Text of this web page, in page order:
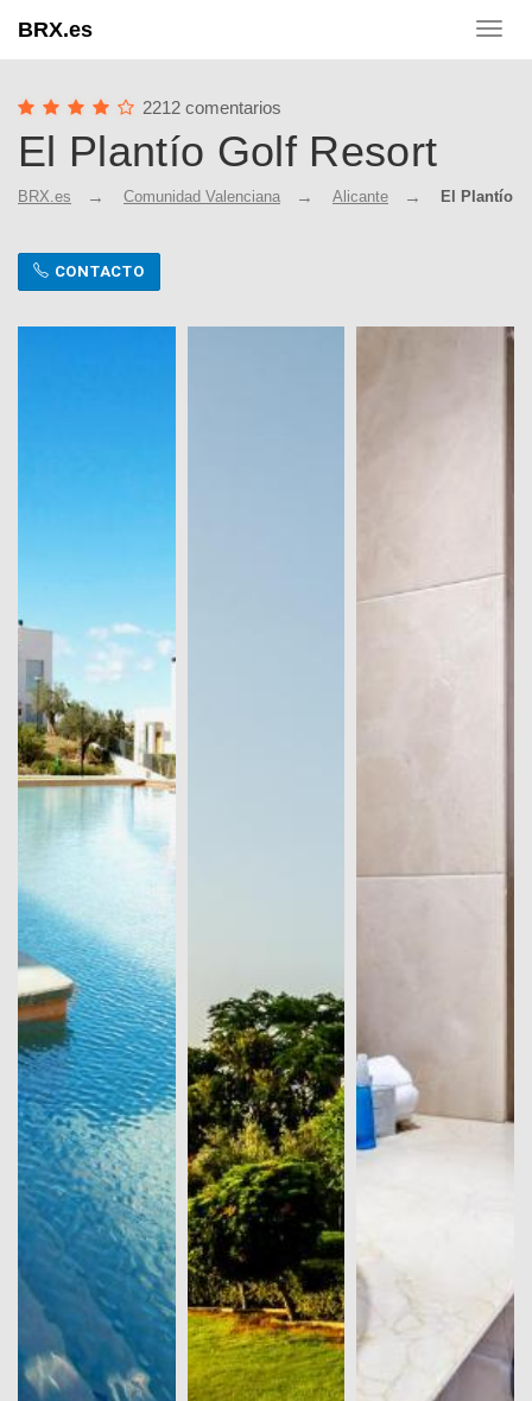
BRX.es
2212 comentarios
El Plantío Golf Resort
BRX.es Comunidad Valenciana Alicante El Plantío
CONTACTO